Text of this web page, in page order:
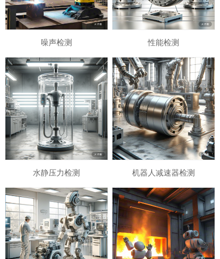
噪声检测 性能检测
水静压力检测 机器人减速器检测